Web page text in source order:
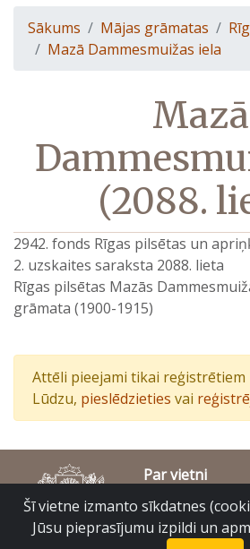
Sākums Mājas grāmatas
Mazā Dammesmuižas iela
Mazā
(2088.
2942. fonds Rīgas pilsētas un
2. uzskaites saraksta 2088. lieta
Rīgas pilsētas Mazās
grāmata (1900-1915)
Attēli pieejami tikai reģistrētiem
Lūdzu, pieslēdzieties vai
Par vietni
© Latvijas Valsts
Slokas iela 16, Rīga, LV
Šī vietne izmanto sīkdatnes
Jūsu pieprasījumu izpildi un